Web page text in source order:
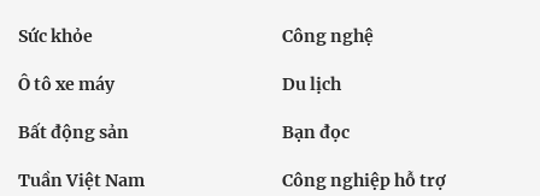
Sức khỏe Công nghệ
Ô tô xe máy Du lịch
Bất động sản Bạn đọc
Tuần Việt Nam Công nghiệp hỗ trợ